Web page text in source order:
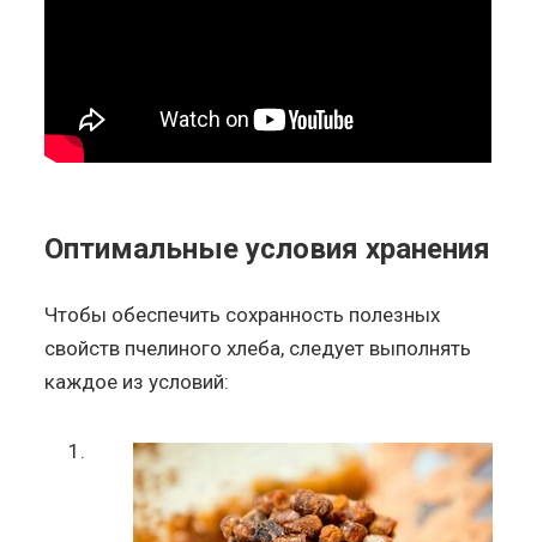
Оптимальные условия хранения
Чтобы обеспечить сохранность полезных
свойств пчелиного хлеба, следует выполнять
каждое из условий: